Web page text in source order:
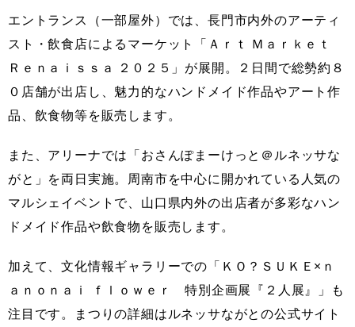
エントランス（一部屋外）では、長門市内外のアーティ
スト・飲食店によるマーケット「Ａｒｔ Ｍａｒｋｅｔ
Ｒｅｎａｉｓｓａ ２０２５」が展開。２日間で総勢約８
０店舗が出店し、魅力的なハンドメイド作品やアート作
品、飲食物等を販売します。
また、アリーナでは「おさんぽまーけっと＠ルネッサな
がと」を両日実施。周南市を中心に開かれている人気の
マルシェイベントで、山口県内外の出店者が多彩なハン
ドメイド作品や飲食物を販売します。
加えて、文化情報ギャラリーでの「ＫＯ？ＳＵＫＥ×ｎ
ａｎｏｎａｉ ｆｌｏｗｅｒ 特別企画展『２人展』」も
注目です。まつりの詳細はルネッサながとの公式サイト